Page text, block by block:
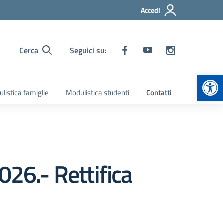
Accedi
Cerca Seguici su:
famiglie Modulistica studenti Contatti
Rettifica